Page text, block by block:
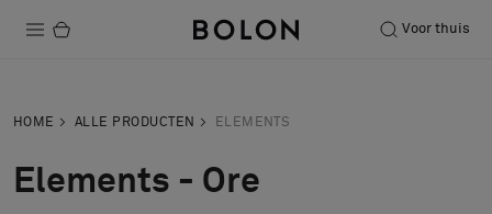
Voor thuis
Duurzaamheid
HOME ALLE PRODUCTEN ELEMENTS
Elements - Ore